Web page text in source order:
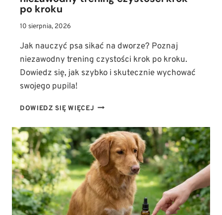
po kroku
10 sierpnia, 2026
Jak nauczyć psa sikać na dworze? Poznaj
niezawodny trening czystości krok po kroku.
Dowiedz się, jak szybko i skutecznie wychować
swojego pupila!
DOWIEDZ SIĘ WIĘCEJ JAK
PSA
SIKAĆ
NA
DWORZE?
NIEZAWODNY
TRENING
CZYSTOŚCI
KROK
PO